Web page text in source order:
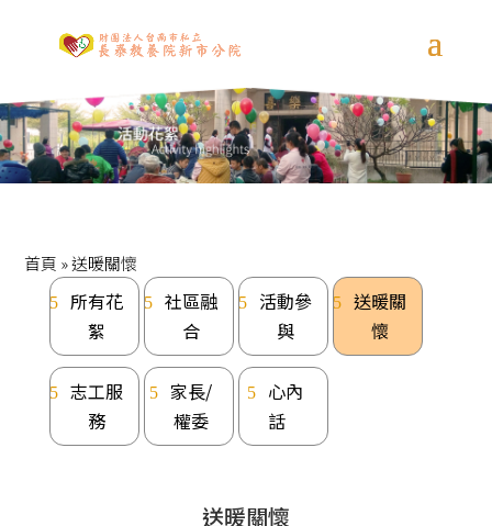
首頁 »送暖關懷
所有花
絮
志工服
務
社區融
合
家長/
權委
活動參
與
心內
話
送暖關
懷
送暖關懷